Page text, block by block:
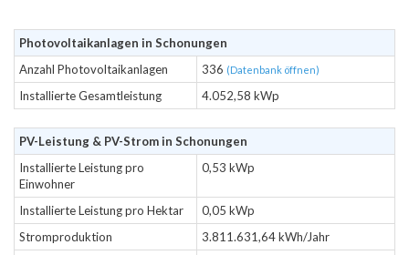
Photovoltaikanlagen in Schonungen
Anzahl Photovoltaikanlagen
336 (Datenbank öffnen)
Installierte Gesamtleistung 4.052,58 kWp
PV-Leistung & PV-Strom in Schonungen
Installierte Leistung pro
Einwohner
0,53 kWp
Installierte Leistung pro Hektar
0,05 kWp
Stromproduktion
3.811.631,64 kWh/Jahr